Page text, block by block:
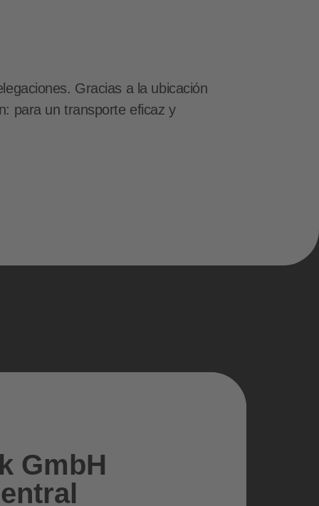
Gracias a la ubicación
para un transporte eficaz y
GmbH